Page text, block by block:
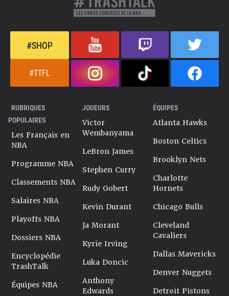
#SHOP
#TTFL
RUBRIQUES
POPULAIRES
Les Français en
NBA
Programme NBA
Classements NBA
Salaires NBA
Playoffs NBA
Dossiers NBA
Encyclopédie
TrashTalk
Équipes NBA
JOUEURS
Victor
Wembanyama
LeBron James
Stephen Curry
Rudy Gobert
Kevin Durant
Ja Morant
Kyrie Irving
Luka Doncic
Anthony
Edwards
ÉQUIPES
Atlanta Hawks
Boston Celtics
Brooklyn Nets
Charlotte
Hornets
Chicago Bulls
Cleveland
Cavaliers
Dallas Mavericks
Denver Nuggets
Detroit Pistons